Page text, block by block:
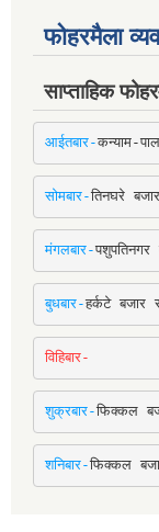
फोहरमैला
साप्ताहिक
आईतबार-कन्याम-
सोमबार-तिनघरे
मंगलबार-
बुधबार-हर्कटे बजार
विहिबार-
शुक्रबार-फिक्कल
शनिबार-फिक्कल